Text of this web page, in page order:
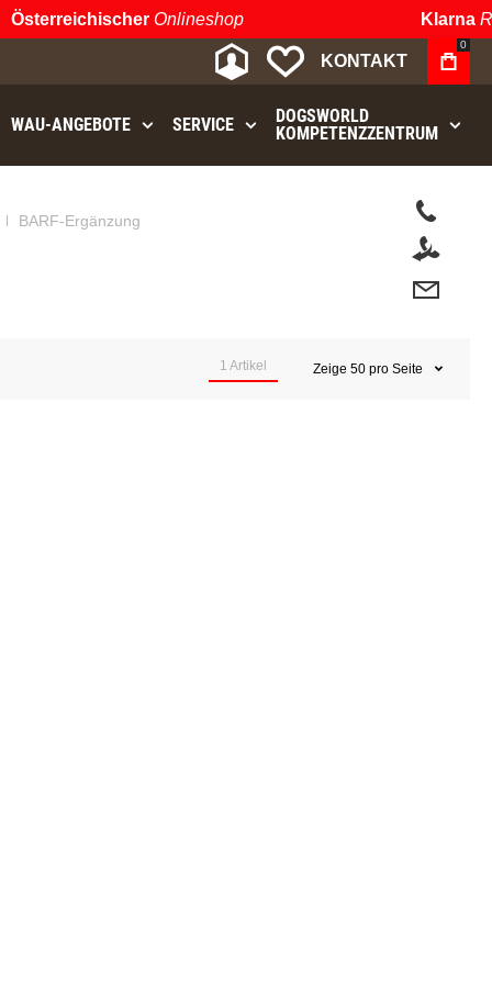
ÖsterreichischerOnlineshop Klarna
MEIN KONTO
MEINE
KONTAKT
0
WAU⁠-⁠ANGEBOTE SERVICE
DOGSWORLD
KOMPETENZZENTRUM
BARF-Ergänzung
1 Artikel Zeige 50 pro Seite